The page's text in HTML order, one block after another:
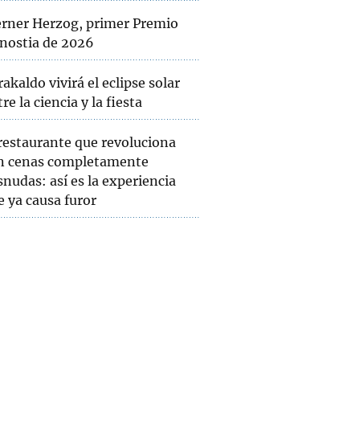
Herzog, primer Premio
de 2026
vivirá el eclipse solar
la ciencia y la fiesta
que revoluciona
cenas completamente
así es la experiencia
ya causa furor